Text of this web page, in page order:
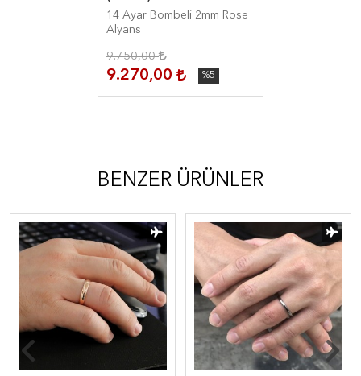
14 Ayar Bombeli 2mm Rose
Alyans
9.750,00
9.270,00 %5
BENZER ÜRÜNLER